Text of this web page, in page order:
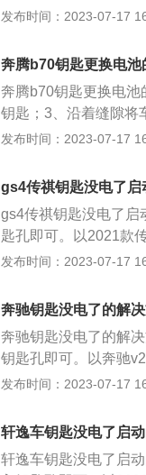
联版为例：这款车的
距为2731mm，车身
发布时间：2023-07-17
奔腾b70钥匙更换电池
奔腾b70钥匙更换电池
钥匙；3、沿着缝隙将
奔腾b70为例，其属于
力梁式非独立悬架，
124kw，最大扭矩是
发布时间：2023-07-17
gs4传祺钥匙没电了启
gs4传祺钥匙没电了启
匙孔即可。以2021款
高1668mm，轴距为
m，最大功率是124kw
发布时间：2023-07-17
奔驰钥匙没电了的解
奔驰钥匙没电了的解
钥匙孔即可。以奔驰
28mm、高1880mm，
s，最大功率是155kw
发布时间：2023-07-17
轩逸车钥匙没电了启
轩逸车钥匙没电了启